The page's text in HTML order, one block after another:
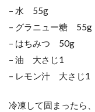
– 水 55g
– グラニュー糖 55g
– はちみつ 50g
– 油 大さじ1
– レモン汁 大さじ1
冷凍して固まったら